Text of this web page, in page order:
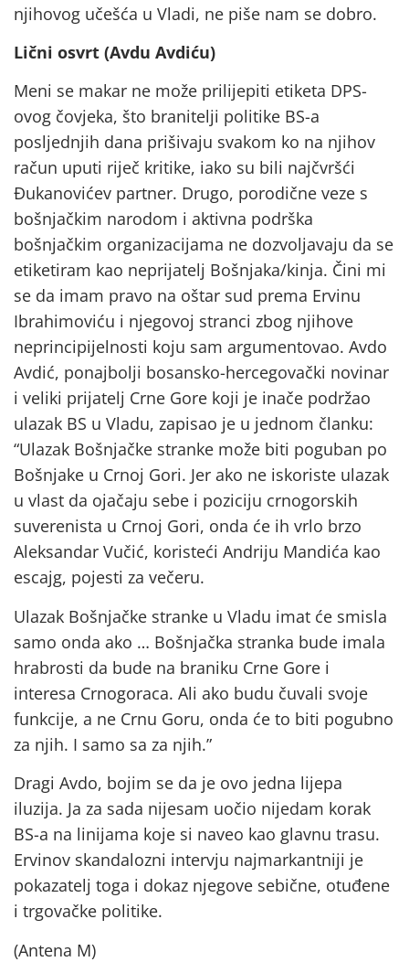
njihovog učešća u Vladi, ne piše nam se dobro.
Lični osvrt (Avdu Avdiću)
Meni se makar ne može prilijepiti etiketa DPS-
ovog čovjeka, što branitelji politike BS-a
posljednjih dana prišivaju svakom ko na njihov
račun uputi riječ kritike, iako su bili najčvršći
Đukanovićev partner. Drugo, porodične veze s
bošnjačkim narodom i aktivna podrška
bošnjačkim organizacijama ne dozvoljavaju da se
etiketiram kao neprijatelj Bošnjaka/kinja. Čini mi
se da imam pravo na oštar sud prema Ervinu
Ibrahimoviću i njegovoj stranci zbog njihove
neprincipijelnosti koju sam argumentovao. Avdo
Avdić, ponajbolji bosansko-hercegovački novinar
i veliki prijatelj Crne Gore koji je inače podržao
ulazak BS u Vladu, zapisao je u jednom članku:
“Ulazak Bošnjačke stranke može biti poguban po
Bošnjake u Crnoj Gori. Jer ako ne iskoriste ulazak
u vlast da ojačaju sebe i poziciju crnogorskih
suverenista u Crnoj Gori, onda će ih vrlo brzo
Aleksandar Vučić, koristeći Andriju Mandića kao
escajg, pojesti za večeru.
Ulazak Bošnjačke stranke u Vladu imat će smisla
samo onda ako … Bošnjačka stranka bude imala
hrabrosti da bude na braniku Crne Gore i
interesa Crnogoraca. Ali ako budu čuvali svoje
funkcije, a ne Crnu Goru, onda će to biti pogubno
za njih. I samo sa za njih.”
Dragi Avdo, bojim se da je ovo jedna lijepa
iluzija. Ja za sada nijesam uočio nijedam korak
BS-a na linijama koje si naveo kao glavnu trasu.
Ervinov skandalozni intervju najmarkantniji je
pokazatelj toga i dokaz njegove sebične, otuđene
i trgovačke politike.
(Antena M)